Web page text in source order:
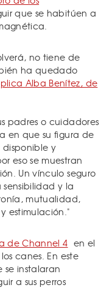
que se habitúen a
no tiene de
ha quedado
Alba Benítez, de
padres o cuidadores
en que su figura de
y
eso se muestran
Un vínculo seguro
y la
mutualidad,
estimulación."
de Channel 4 en el
canes. En este
se instalaran
a sus perros